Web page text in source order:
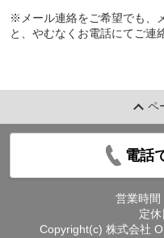
※メール連絡をご希望でも、
と、やむなくお電話にてご連
ペ
電話
営業時間
定休
Copyright(c) 株式会社